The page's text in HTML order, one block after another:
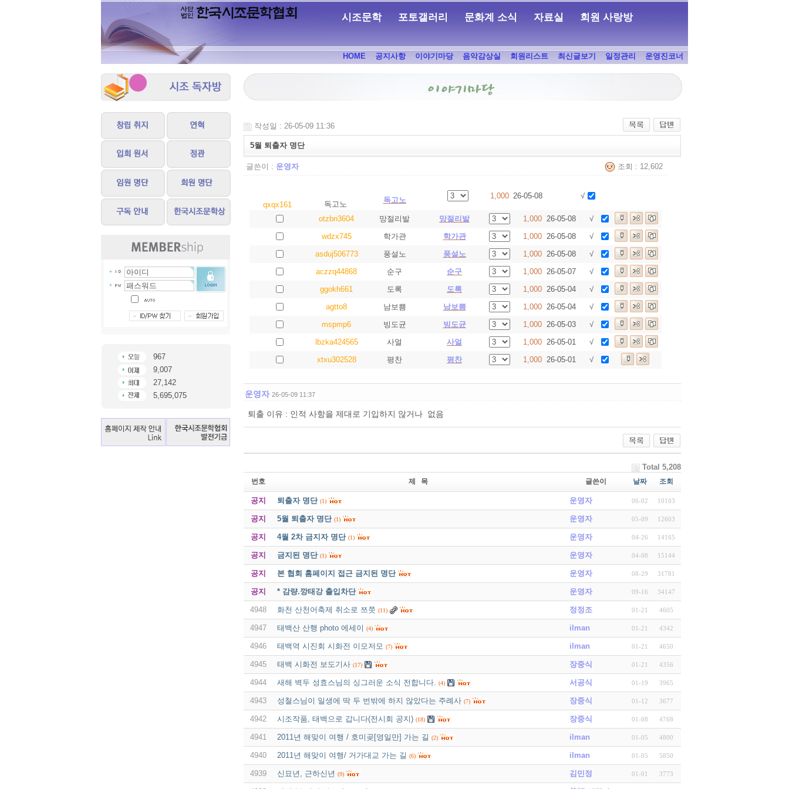
시조문학 포토갤러리 문화계 소식 자료실 회원 사랑방
HOME 공지사항 이야기마당 음악감상실 회원리스트 최신글보기 일정관리 운영진코너
967
9,007
27,142
5,695,075
작성일 : 26-05-09 11:36
5월 퇴출자 명단
글쓴이 : 운영자 조회 : 12,602
qxqx161 독고노 독고노 1,000 26-05-08 √
otzbn3604 망절리발 망절리발 1,000 26-05-08
√
wdzx745
학가관 학가관 1,000 26-05-08
√
asduj506773
풍설노 풍설노 1,000 26-05-08
√
aczzq44868
순구 순구 1,000 26-05-07
√
ggokh661
도록 도록 1,000 26-05-04
√
agtto8
남보쁨 남보쁨 1,000 26-05-04
√
mspmp6
빙도균 빙도균 1,000 26-05-03
√
lbzka424565
사얼 사얼 1,000 26-05-01
√
xtxu302528
평찬 평찬 1,000 26-05-01 √
운영자 26-05-09 11:37
퇴출 이유 : 인적 사항을 제대로 기입하지 않거나 없음
Total 5,208
번호 제 목 글쓴이 날짜 조회
공지 퇴출자 명단 (1) 운영자 06-02 10103
공지 5월 퇴출자 명단 (1) 운영자 05-09 12603
공지 4월 2차 금지자 명단 (1) 운영자 04-26 14165
공지 금지된 명단 (1) 운영자 04-08 15144
공지 본 협회 홈페이지 접근 금지된 명단 운영자 08-29 31781
공지 * 감량.깡태강 출입차단 운영자 09-16 34147
4948 화천 산천어축제 취소로 쯔쯧 (11) 정정조 01-21 4605
4947 태백산 산행 photo 에세이 (4) ilman 01-21 4342
4946 태백역 시진회 시화전 이모저모 (7) ilman 01-21 4650
4945 태백 시화전 보도기사 (17) 장중식 01-21 4356
4944 새해 벽두 성효스님의 싱그러운 소식 전합니다. (4) 서공식 01-19 3965
4943 성철스님이 일생에 딱 두 번밖에 하지 않았다는 주례사 (7) 장중식 01-12 3677
4942 시조작품, 태백으로 갑니다(전시회 공지) (18) 장중식 01-08 4768
4941 2011년 해맞이 여행 / 호미곶[영일만] 가는 길 (2) ilman 01-05 4800
4940 2011년 해맞이 여행/ 거가대교 가는 길 (6) ilman 01-05 5850
4939 신묘년, 근하신년 (9) 김민정 01-01 3773